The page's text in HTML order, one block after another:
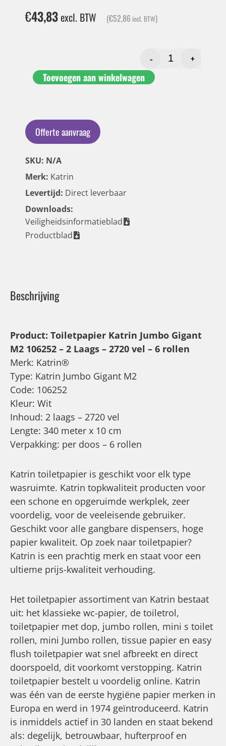
€43,83excl. BTW (€52,86 incl. BTW)
-
+
Toevoegen aan winkelwagen
Offerte aanvraag
SKU: N/A
Merk: Katrin
Levertijd: Direct leverbaar
Downloads:
Veiligheidsinformatieblad
Productblad
Beschrijving
Product: Toiletpapier Katrin Jumbo Gigant
M2 106252 – 2 Laags – 2720 vel – 6 rollen
Merk: Katrin®
Type: Katrin Jumbo Gigant M2
Code: 106252
Kleur: Wit
Inhoud: 2 laags – 2720 vel
Lengte: 340 meter x 10 cm
Verpakking: per doos – 6 rollen
Katrin toiletpapier is geschikt voor elk type
wasruimte. Katrin topkwaliteit producten voor
een schone en opgeruimde werkplek, zeer
voordelig, voor de veeleisende gebruiker.
Geschikt voor alle gangbare dispensers, hoge
papier kwaliteit. Op zoek naar toiletpapier?
Katrin is een prachtig merk en staat voor een
ultieme prijs-kwaliteit verhouding.
Het toiletpapier assortiment van Katrin bestaat
uit: het klassieke wc-papier, de toiletrol,
toiletpapier met dop, jumbo rollen, mini s toilet
rollen, mini Jumbo rollen, tissue papier en easy
flush toiletpapier wat snel afbreekt en direct
doorspoeld, dit voorkomt verstopping. Katrin
toiletpapier bestelt u voordelig online. Katrin
was één van de eerste hygiëne papier merken in
Europa en werd in 1974 geïntroduceerd. Katrin
is inmiddels actief in 30 landen en staat bekend
als: degelijk, betrouwbaar, hufterproof en